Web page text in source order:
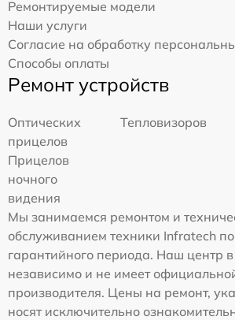
Ремонтируемые модели
Наши услуги
Согласие на обработку
Способы оплаты
Ремонт устройств
Оптических
прицелов
Тепловизоров
Прицелов
ночного
видения
Мы занимаемся ремонтом и
обслуживанием техники Infratech
гарантийного периода. Наш центр
независимо и не имеет
производителя. Цены на ремонт,
носят исключительно